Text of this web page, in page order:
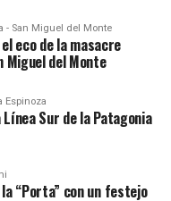
- San Miguel del Monte
eco de la masacre
Miguel del Monte
Espinoza
Sur de la Patagonia
“Porta” con un festejo